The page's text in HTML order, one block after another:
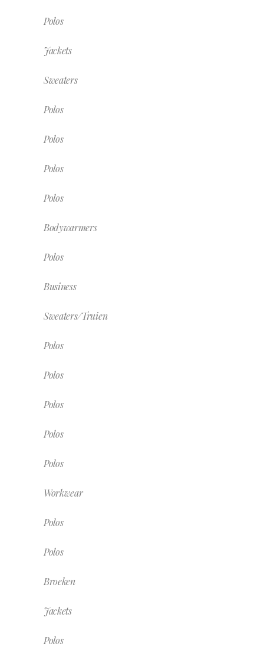
Polos
Jackets
Sweaters
Polos
Polos
Polos
Polos
Bodywarmers
Polos
Business
Sweaters/Truien
Polos
Polos
Polos
Polos
Polos
Workwear
Polos
Polos
Broeken
Jackets
Polos